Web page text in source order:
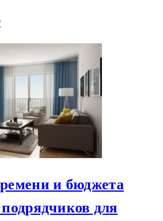
и бюджета
для